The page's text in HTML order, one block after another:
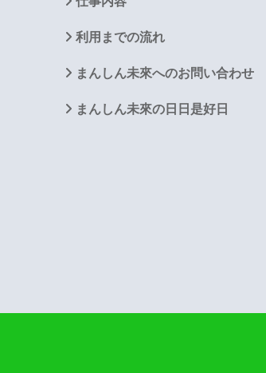
利用までの流れ
まんしん未來へのお問い合わせ
まんしん未來の日日是好日